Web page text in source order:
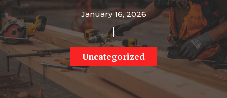
January 16, 2026
Uncategorized